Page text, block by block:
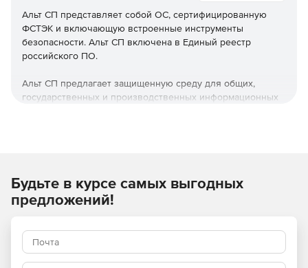
Альт СП представляет собой ОС, сертифицированную
ФСТЭК и включающую встроенные инструменты
безопасности. Альт СП включена в Единый реестр
российского ПО.
Альт СП предлагает защищенную среду для общих,
государственных и производственных информационных
рабочих станций со встроенными программными
средствами защиты информации.
Работа на нескольких вариантах оборудования и
разном перефирийном аппарате.
Будьте в курсе самых выгодных
предложений!